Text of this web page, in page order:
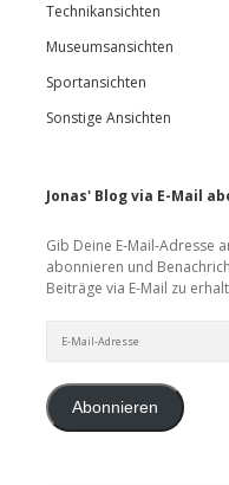
Technikansichten
Museumsansichten
Sportansichten
Sonstige Ansichten
Jonas' Blog via E-Mail
Gib Deine E-Mail-Adresse
abonnieren und
Beiträge via E-Mail zu
Mail-
Abonnieren